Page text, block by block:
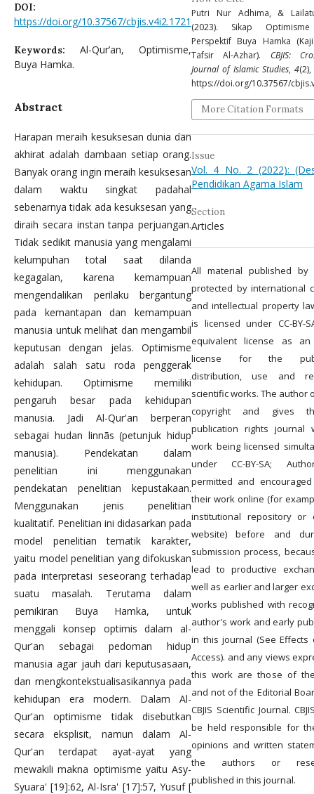
DOI:
https://doi.org/10.37567/cbjis.v4i2.1721
Keywords: Al-Qur’an, Optimisme,
Buya Hamka.
Abstract
Harapan meraih kesuksesan dunia dan
akhirat adalah dambaan setiap orang.
Banyak orang ingin meraih kesuksesan
dalam waktu singkat padahal
sebenarnya tidak ada kesuksesan yang
diraih secara instan tanpa perjuangan.
Tidak sedikit manusia yang mengalami
kelumpuhan total saat dilanda
kegagalan, karena kemampuan
mengendalikan perilaku bergantung
pada kemantapan dan kemampuan
manusia untuk melihat dan mengambil
keputusan dengan jelas. Optimisme
adalah salah satu roda penggerak
kehidupan. Optimisme memiliki
pengaruh besar pada kehidupan
manusia. Jadi Al-Qur'an berperan
sebagai hudan linnãs (petunjuk hidup
manusia). Pendekatan dalam
penelitian ini menggunakan
pendekatan penelitian kepustakaan.
Menggunakan jenis penelitian
kualitatif. Penelitian ini didasarkan pada
model penelitian tematik karakter,
yaitu model penelitian yang difokuskan
pada interpretasi seseorang terhadap
suatu masalah. Terutama dalam
pemikiran Buya Hamka, untuk
menggali konsep optimis dalam al-
Qur'an sebagai pedoman hidup
manusia agar jauh dari keputusasaan,
dan mengkontekstualisasikannya pada
kehidupan era modern. Dalam Al-
Qur'an optimisme tidak disebutkan
secara eksplisit, namun dalam Al-
Qur'an terdapat ayat-ayat yang
mewakili makna optimisme yaitu Asy-
Syuara' [19]:62, Al-Isra' [17]:57, Yusuf [
Putri Nur Adhima, &
(2023). Sikap
Perspektif Buya Hamka
Tafsir Al-Azhar). CBJIS:
Journal of Islamic Studies, 4
https://doi.org/10.37567/
More Citation Formats
Issue
Vol. 4 No. 2 (2022):
Pendidikan Agama Islam
Section
Articles
All material published by
protected by international
and intellectual property
is licensed under CC-BY-
equivalent license as an
license for the
distribution, use and
scientific works. The author
copyright and gives
publication rights journal
work being licensed
under CC-BY-SA;
permitted and
their work online (for
institutional repository or
website) before and
submission process,
lead to productive
well as earlier and larger
works published with
author's work and early
in this journal (See Effects
Access). and any views
this work are those of
and not of the Editorial
CBJIS Scientific Journal.
be held responsible for
opinions and written
the authors or
published in this journal.